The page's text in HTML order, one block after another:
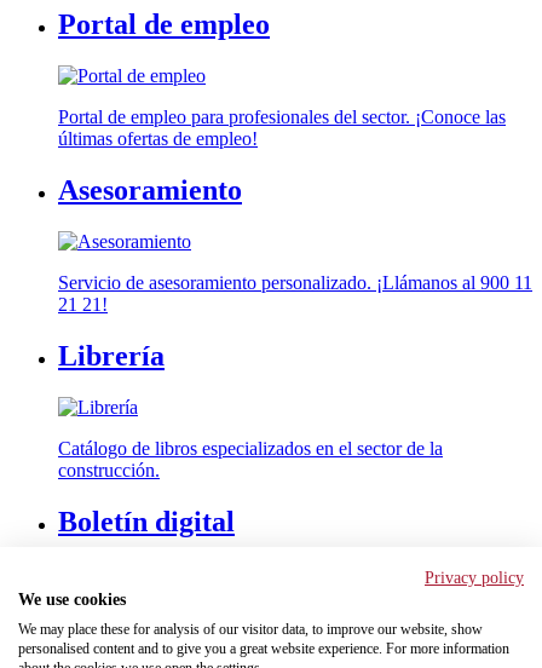
Portal de empleo
Portal de empleo para profesionales del sector. ¡Conoce las
últimas ofertas de empleo!
Asesoramiento
Servicio de asesoramiento personalizado. ¡Llámanos al 900 11
21 21!
Librería
Catálogo de libros especializados en el sector de la
construcción.
Boletín digital
sector, entrevistas y mucho más.
Privacy policy
We use cookies
We may place these for analysis of our visitor data, to improve our website, show
personalised content and to give you a great website experience. For more information